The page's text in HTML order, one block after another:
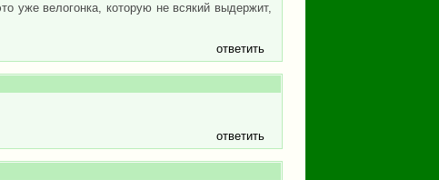
уже велогонка, которую не всякий выдержит,
ответить
ответить